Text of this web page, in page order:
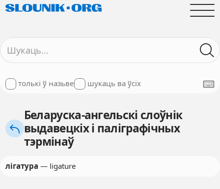
толькі ў назьве шукаць ва ўсіх
Беларуска-ангельскі слоўнік
выдавецкіх і паліграфічных
тэрмінаў
лігатура — ligature